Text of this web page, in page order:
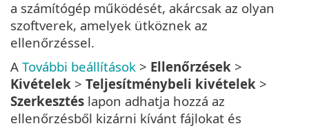
a számítógép működését, akárcsak az olyan
szoftverek, amelyek ütköznek az
ellenőrzéssel.
A További beállítások > Ellenőrzések >
Kivételek > Teljesítménybeli kivételek >
Szerkesztés lapon adhatja hozzá az
ellenőrzésből kizárni kívánt fájlokat és